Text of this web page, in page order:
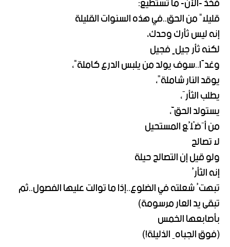
قليلاً من الحق..في هذه السنوات القليلة
إنه ليس ثأرك وحدك،
لكنه ثأر جيلٍ فجيل
وغدًا..سوف يولد من يلبس الدرع كاملةً،
يوقد النار شاملةً،
يطلب الثأرَ،
يستولد الحقَّ،
من أَضْلُع المستحيل
لا تصالح
ولو قيل إن التصالح حيلة
إنه الثأرُ
تبهتُ شعلته في الضلوع..إذا ما توالت عليها الفصول..ثم
تبقى يد العار مرسومة)
بأصابعها الخمس
(فوق الجباهِ الذليلة!)